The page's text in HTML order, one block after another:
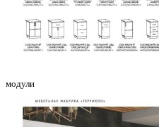
модули